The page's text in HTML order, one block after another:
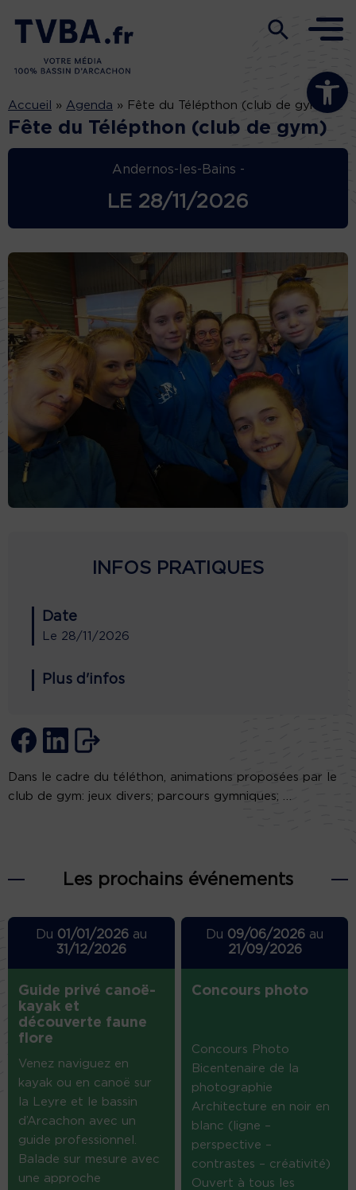
Ouvrir la
Accueil » Agenda » Fête du Télépthon (club de gym)
Fête du Télépthon (club de gym)
Andernos-les-Bains -
LE 28/11/2026
INFOS PRATIQUES
Date
Le 28/11/2026
Plus d'infos
Dans le cadre du téléthon, animations proposées par le
club de gym: jeux divers; parcours gymniques; …
Les prochains événements
Du 01/01/2026au
31/12/2026
Guide privé canoë-
kayak et
découverte faune
flore
Venez naviguez en
kayak ou en canoë sur
la Leyre et le bassin
d’Arcachon avec un
guide professionnel.
Balade sur mesure avec
une approche
Du 09/06/2026 au
21/09/2026
Concours photo
Concours Photo
Bicentenaire de la
photographie
Architecture en noir en
blanc (ligne –
perspective –
contrastes – créativité)
Ouvert à tous les